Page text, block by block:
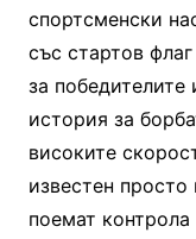
спортсменски
със стартов
за победителите
история за
високите
известен
поемат